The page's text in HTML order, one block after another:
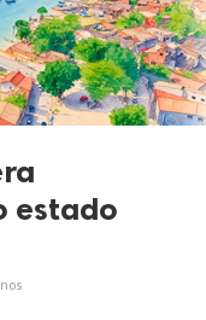
estado